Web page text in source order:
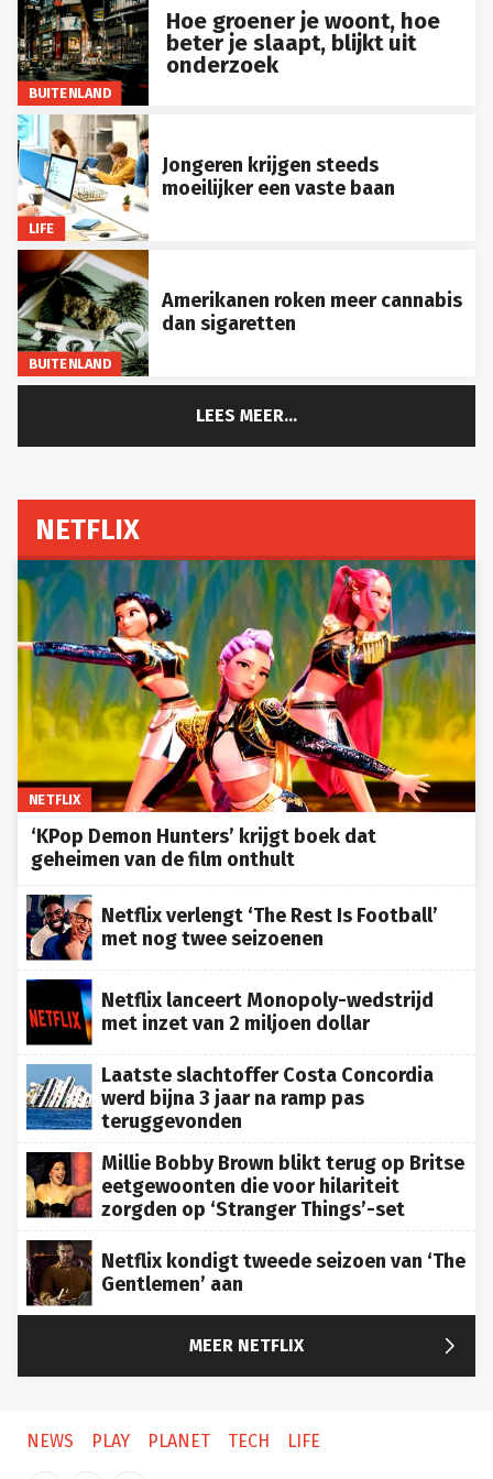
BUITENLAND
Hoe groener je woont, hoe
beter je slaapt, blijkt uit
onderzoek
LIFE
Jongeren krijgen steeds
moeilijker een vaste baan
BUITENLAND
Amerikanen roken meer cannabis
dan sigaretten
LEES MEER...
NETFLIX
NETFLIX
‘KPop Demon Hunters’ krijgt boek dat
geheimen van de film onthult
Netflix verlengt ‘The Rest Is Football’
met nog twee seizoenen
Netflix lanceert Monopoly-wedstrijd
met inzet van 2 miljoen dollar
Laatste slachtoffer Costa Concordia
werd bijna 3 jaar na ramp pas
teruggevonden
Millie Bobby Brown blikt terug op Britse
eetgewoonten die voor hilariteit
zorgden op ‘Stranger Things’-set
Netflix kondigt tweede seizoen van ‘The
Gentlemen’ aan
MEER NETFLIX 
NEWS PLAY PLANET TECH LIFE